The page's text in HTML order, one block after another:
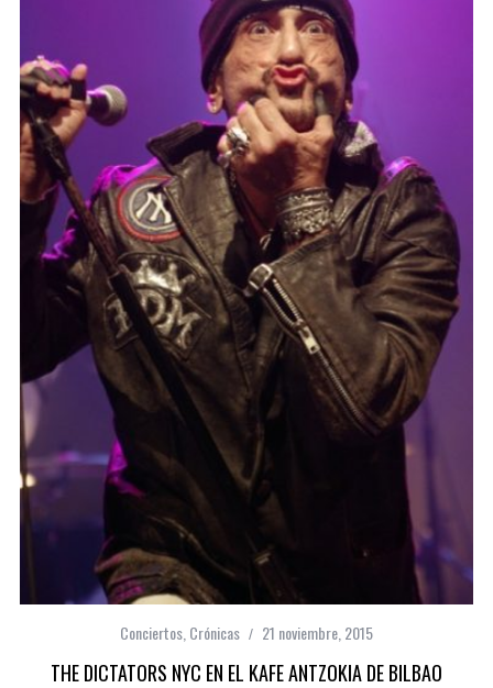
Conciertos Crónicas 21 noviembre, 2015
THE DICTATORS NYC EN EL KAFE ANTZOKIA DE BILBAO